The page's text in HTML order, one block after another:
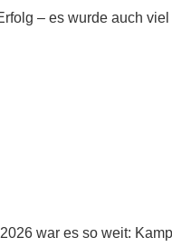
– es wurde auch viel
war es so weit: